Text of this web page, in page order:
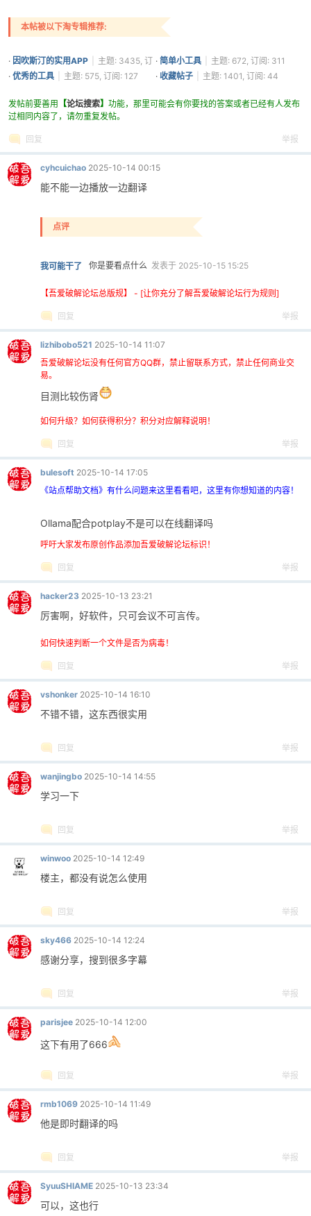
本帖被以下淘专辑推荐:
· 因吹斯汀的实用APP
主题: 3435, 订
阅: 1361
· 简单小工具
主题: 672, 订阅: 311
· 优秀的工具 主题: 575, 订阅: 127 · 收藏帖子 主题: 1401, 订阅: 44
发帖前要善用 【论坛搜索】 功能，那里可能会有你要找的答案或者已经有人发布
过相同内容了，请勿重复发帖。
回复 举报
cyhcuichao 2025-10-14 00:15
能不能一边播放一边翻译
点评
我可能干了 你是要看点什么 发表于 2025-10-15 15:25
【吾爱破解论坛总版规】 - [让你充分了解吾爱破解论坛行为规则]
回复 举报
lizhibobo521 2025-10-14 11:07
吾爱破解论坛没有任何官方QQ群，禁止留联系方式，禁止任何商业交
易。
目测比较伤肾
如何升级？如何获得积分？积分对应解释说明！
回复 举报
bulesoft 2025-10-14 17:05
《站点帮助文档》有什么问题来这里看看吧，这里有你想知道的内容！
Ollama配合potplay不是可以在线翻译吗
呼吁大家发布原创作品添加吾爱破解论坛标识！
回复 举报
hacker23 2025-10-13 23:21
厉害啊，好软件，只可会议不可言传。
如何快速判断一个文件是否为病毒！
回复 举报
vshonker 2025-10-14 16:10
不错不错，这东西很实用
回复 举报
wanjingbo 2025-10-14 14:55
学习一下
回复 举报
winwoo 2025-10-14 12:49
楼主，都没有说怎么使用
回复 举报
sky466 2025-10-14 12:24
感谢分享，搜到很多字幕
回复 举报
parisjee 2025-10-14 12:00
这下有用了666
回复 举报
rmb1069 2025-10-14 11:49
他是即时翻译的吗
回复 举报
SyuuSHIAME 2025-10-13 23:34
可以，这也行